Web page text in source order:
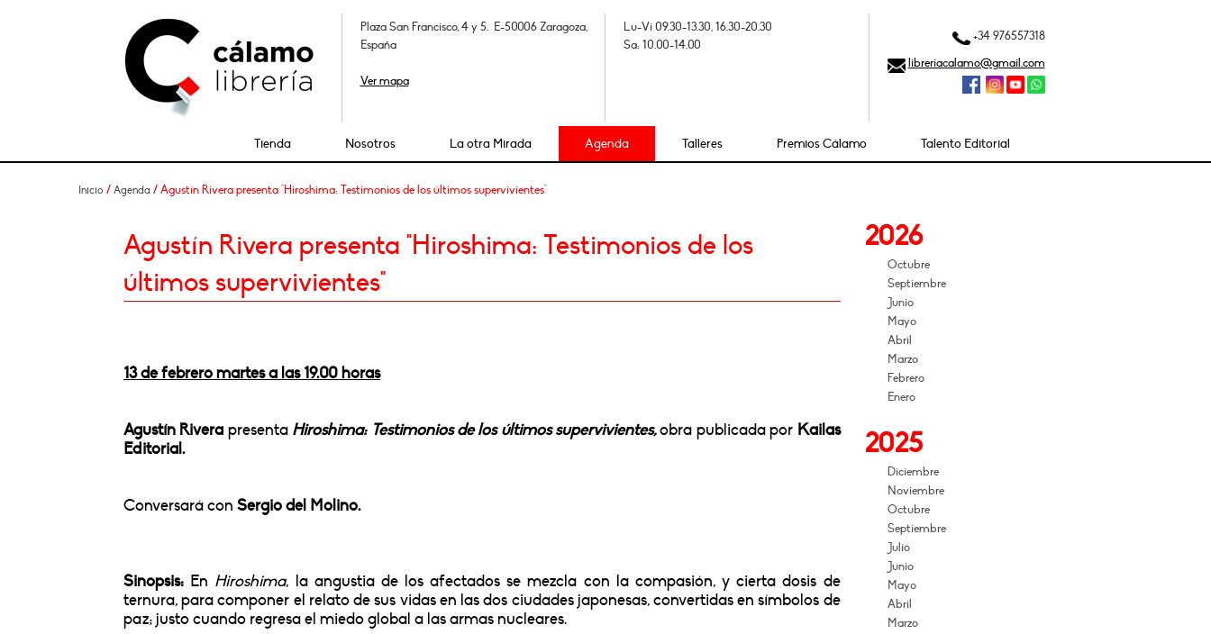
Plaza San Francisco, 4 y 5. E-50006 Zaragoza,
España
Ver mapa
Lu-Vi 09.30-13.30, 16.30-20.30
Sa: 10.00-14.00
+34 976557318
libreriacalamo@gmail.com
Tienda Nosotros La otra Mirada Agenda Talleres Premios Cálamo Talento Editorial
Inicio / Agenda / Agustín Rivera presenta "Hiroshima: Testimonios de los últimos supervivientes"
Agustín Rivera presenta "Hiroshima: Testimonios de los
últimos supervivientes"
13 de febrero martes a las 19.00 horas
Agustín Rivera presenta Hiroshima: Testimonios de los últimos supervivientes,obra publicada por Kailas
Editorial.
Conversará con Sergio del Molino.
Sinopsis: En Hiroshima, la angustia de los afectados se mezcla con la compasión, y cierta dosis de
ternura, para componer el relato de sus vidas en las dos ciudades japonesas, convertidas en símbolos de
paz; justo cuando regresa el miedo global a las armas nucleares.
2026
Octubre
Septiembre
Junio
Mayo
Abril
Marzo
Febrero
Enero
2025
Diciembre
Noviembre
Octubre
Septiembre
Julio
Junio
Mayo
Abril
Marzo